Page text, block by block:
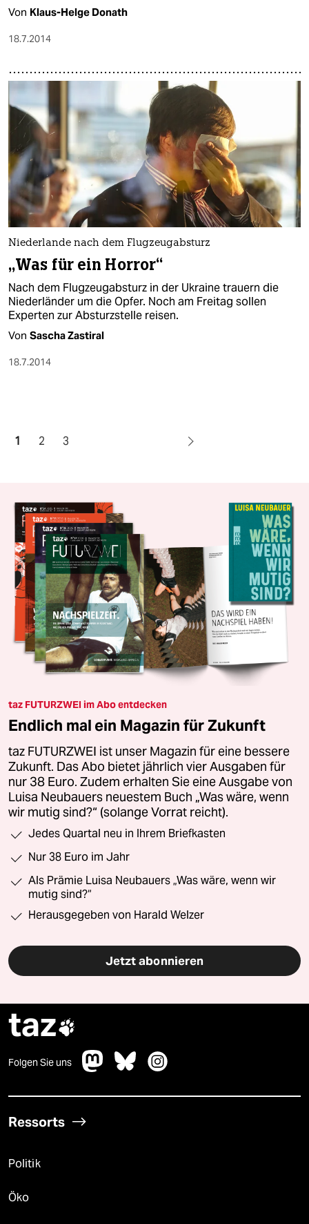
Von Klaus-Helge Donath
18.7.2014
Niederlande nach dem Flugzeugabsturz
„Was für ein Horror“
Nach dem Flugzeugabsturz in der Ukraine trauern die
Niederländer um die Opfer. Noch am Freitag sollen
Experten zur Absturzstelle reisen.
Von Sascha Zastiral
18.7.2014
1 2 3
taz FUTURZWEI im Abo entdecken
Endlich mal ein Magazin für Zukunft
taz FUTURZWEI ist unser Magazin für eine bessere
Zukunft. Das Abo bietet jährlich vier Ausgaben für
nur 38 Euro. Zudem erhalten Sie eine Ausgabe von
Luisa Neubauers neuestem Buch „Was wäre, wenn
wir mutig sind?“ (solange Vorrat reicht).
Jedes Quartal neu in Ihrem Briefkasten
Nur 38 Euro im Jahr
Als Prämie Luisa Neubauers „Was wäre, wenn wir
mutig sind?“
Herausgegeben von Harald Welzer
Jetzt abonnieren
taz
Folgen Sie uns
Ressorts
Politik
Öko